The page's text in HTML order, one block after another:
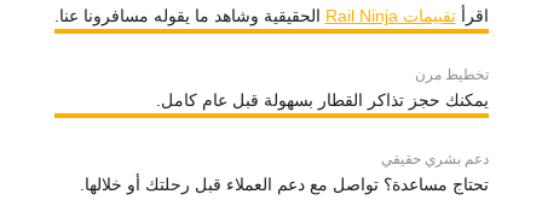
اقرأتقييمات Rail Ninja الحقيقية وشاهد ما يقوله مسافرونا عنا.
تخطيط مرن
يمكنك حجز تذاكر القطار بسهولة قبل عام كامل.
دعم بشري حقيقي
تحتاج مساعدة؟ تواصل مع دعم العملاء قبل رحلتك أو خلالها.